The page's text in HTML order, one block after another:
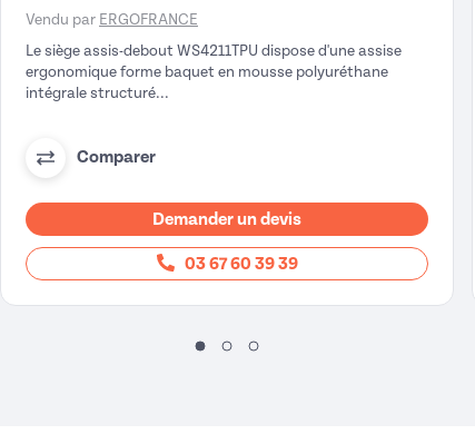
Vendu par ERGOFRANCE
Le siège assis-debout WS4211TPU dispose d'une assise
ergonomique forme baquet en mousse polyuréthane
intégrale structuré...
Comparer
Demander un devis
03 67 60 39 39